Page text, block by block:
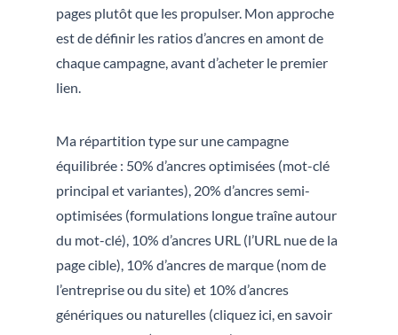
pages plutôt que les propulser. Mon approche
est de définir les ratios d’ancres en amont de
chaque campagne, avant d’acheter le premier
lien.
Ma répartition type sur une campagne
équilibrée : 50% d’ancres optimisées (mot-clé
principal et variantes), 20% d’ancres semi-
optimisées (formulations longue traîne autour
du mot-clé), 10% d’ancres URL (l’URL nue de la
page cible), 10% d’ancres de marque (nom de
l’entreprise ou du site) et 10% d’ancres
génériques ou naturelles (cliquez ici, en savoir